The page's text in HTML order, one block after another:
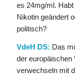
es 24mg/ml.
Nikotin geändert
politisch?
VdeH DS: Das
der europäischen
verwechseln mit